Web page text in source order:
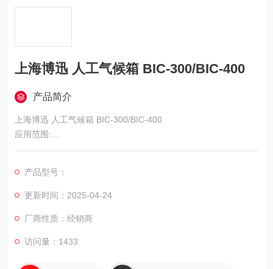
上海博迅 人工气候箱 BIC-300/BIC-400
产品简介
上海博迅 人工气候箱 BIC-300/BIC-400
应用范围:
人工气候箱（综合药品稳定试验箱）适用于卫生防疫、环境保
菌、细菌和微生物的培养保存、植物栽培、育种实验的恒温恒
湿、光照设备，能准确模拟不同环境的气候条件。
外壳采用冷轧钢板制造，表面静电喷塑，内胆镜面不锈钢，隔板
可以任意调节；
产品型号：
更新时间：2025-04-24
厂商性质：经销商
访问量：1433